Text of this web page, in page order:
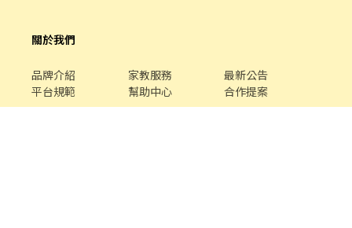
關於我們
品牌介紹 家教服務
最新公告
平台規範
幫助中心 合作提案